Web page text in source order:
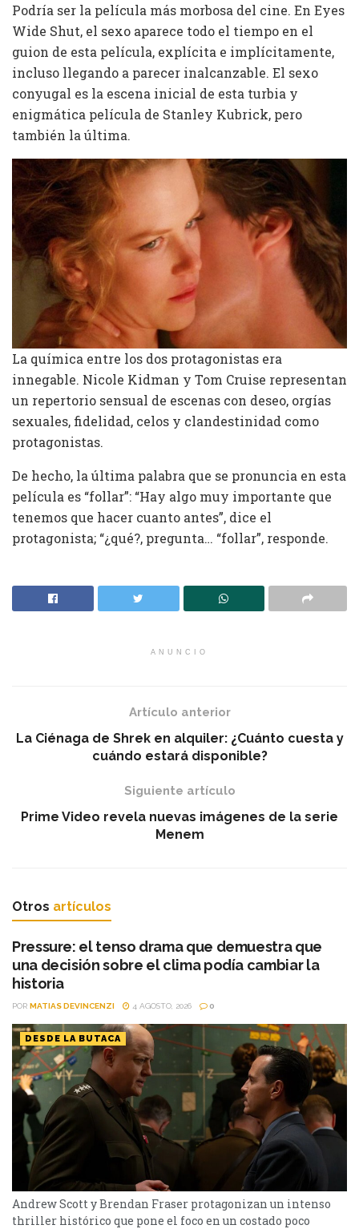
Podría ser la película más morbosa del cine. En Eyes
Wide Shut, el sexo aparece todo el tiempo en el
guion de esta película, explícita e implícitamente,
incluso llegando a parecer inalcanzable. El sexo
conyugal es la escena inicial de esta turbia y
enigmática película de Stanley Kubrick, pero
también la última.
La química entre los dos protagonistas era
innegable. Nicole Kidman y Tom Cruise representan
un repertorio sensual de escenas con deseo, orgías
sexuales, fidelidad, celos y clandestinidad como
protagonistas.
De hecho, la última palabra que se pronuncia en esta
película es “follar”: “Hay algo muy importante que
tenemos que hacer cuanto antes”, dice el
protagonista; “¿qué?, pregunta… “follar”, responde.
ANUNCIO
Artículo anterior
La Ciénaga de Shrek en alquiler: ¿Cuánto cuesta y
cuándo estará disponible?
Siguiente artículo
Prime Video revela nuevas imágenes de la serie
Menem
Otros artículos
Pressure: el tenso drama que demuestra que
una decisión sobre el clima podía cambiar la
historia
POR MATIAS DEVINCENZI 4 AGOSTO, 2026 0
DESDE LA BUTACA
Andrew Scott y Brendan Fraser protagonizan un intenso
thriller histórico que pone el foco en un costado poco